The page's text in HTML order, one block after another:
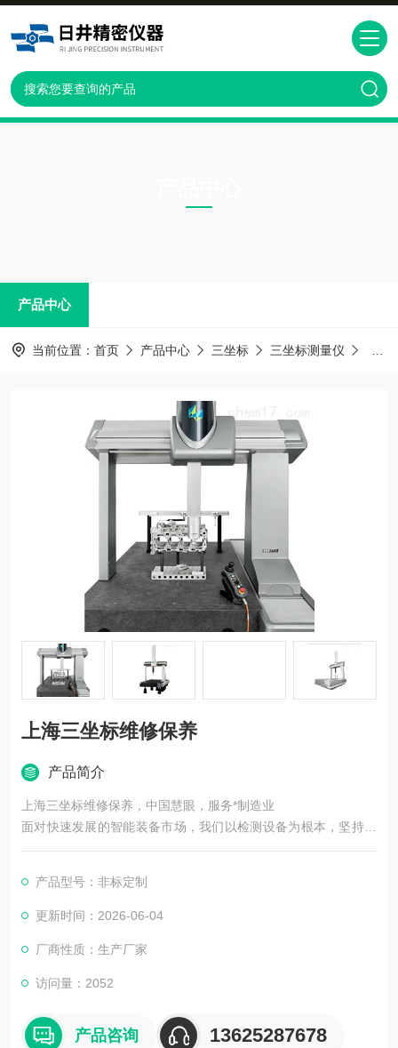
产品中心
当前位置： 首页 产品中心 三坐标 三坐标测量仪
上海三坐标维修保养
产品简介
上海三坐标维修保养，中国慧眼，服务*制造业
面对快速发展的智能装备市场，我们以检测设备为根本，坚持机
器视觉领域，以技术为主导。在实现工业智能中国梦的道路上前
产品型号：非标定制
更新时间：2026-06-04
厂商性质：生产厂家
访问量：2052
产品咨询 13625287678